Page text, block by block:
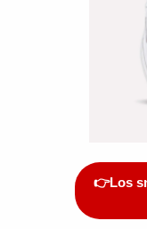
👉Los